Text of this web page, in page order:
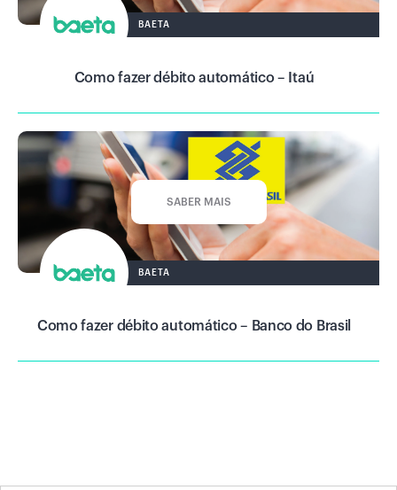
BAETA
Como fazer débito automático – Itaú
BAETA
SABER MAIS
Como fazer débito automático – Banco do Brasil